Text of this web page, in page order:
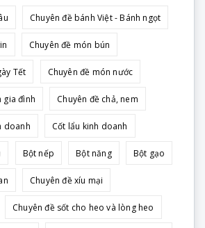
Chuyên đề bánh Việt - Bánh ngọt
Chuyên đề món bún
Tết Chuyên đề món nước
gia đình Chuyên đề chả, nem
doanh Cốt lẩu kinh doanh
Bột nếp Bột năng Bột gạo
Chuyên đề xíu mại
Chuyên đề sốt cho heo và lòng heo